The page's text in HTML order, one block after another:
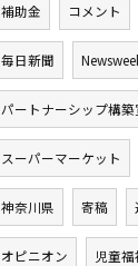
補助金 コメント
毎日新聞
パートナーシップ構築
スーパーマーケット
神奈川県 寄稿
オピニオン 児童